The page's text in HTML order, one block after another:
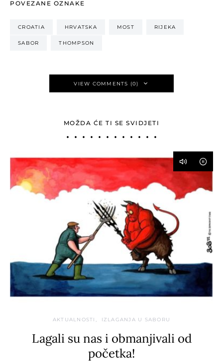
POVEZANE OZNAKE
CROATIA HRVATSKA MOST RIJEKA
SABOR THOMPSON
VIEW COMMENTS (0)
MOŽDA ĆE TI SE SVIDJETI
AKTUALNOSTI IZLAGANJA U SABORU
Lagali su nas i obmanjivali od
početka!